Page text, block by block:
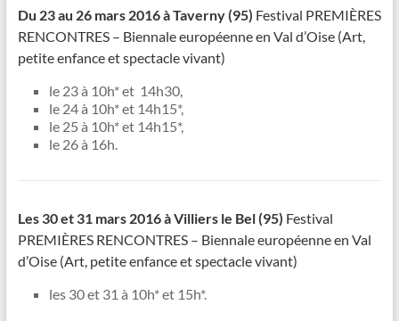
Du 23 au 26 mars 2016 à Taverny (95) Festival PREMIÈRES
RENCONTRES – Biennale européenne en Val d’Oise (Art,
petite enfance et spectacle vivant)
le 23 à 10h* et 14h30,
le 24 à 10h* et 14h15*,
le 25 à 10h* et 14h15*,
le 26 à 16h.
Les 30 et 31 mars 2016 à Villiers le Bel (95) Festival
PREMIÈRES RENCONTRES – Biennale européenne en Val
d’Oise (Art, petite enfance et spectacle vivant)
les 30 et 31 à 10h* et 15h*.